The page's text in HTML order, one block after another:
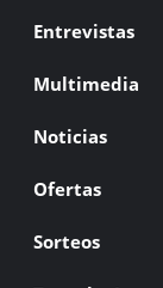
Entrevistas
Multimedia
Noticias
Ofertas
Sorteos